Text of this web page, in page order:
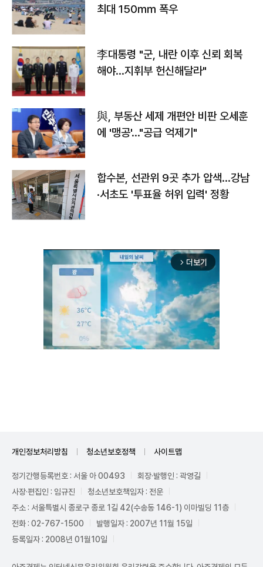
최대 150㎜ 폭우
李대통령 "군, 내란 이후 신뢰 회복
해야…지휘부 헌신해달라"
與, 부동산 세제 개편안 비판 오세훈
에 '맹공'…"공급 억제기"
합수본, 선관위 9곳 추가 압색…강남
·서초도 '투표율 허위 입력' 정황
arrow_forward_ios 더보기
개인정보처리방침 청소년보호정책 사이트맵
정기간행등록번호 : 서울 아 00493
회장·발행인 : 곽영길
사장·편집인 : 임규진
청소년보호책임자 : 전운
주소 : 서울특별시 종로구 종로 1길 42(수송동 146-1) 이마빌딩 11층
전화 : 02-767-1500
발행일자 : 2007년 11월 15일
등록일자 : 2008년 01월10일